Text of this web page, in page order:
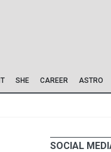
SHE CAREER ASTRO
SOCIAL